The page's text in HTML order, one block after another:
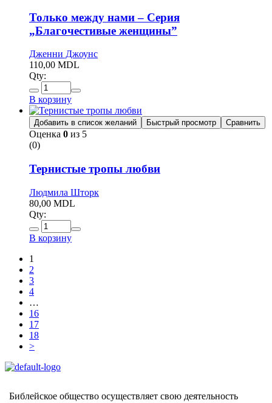
Только между нами – Серия
„Благочестивые женщины”
Дженни Джоунс
110,00 MDL
Qty:
В корзину
Добавить в список желаний Быстрый просмотр Сравнить
Оценка 0 из 5
(0)
Тернистые тропы любви
Людмила Шторк
80,00 MDL
Qty:
В корзину
1
2
3
4
…
16
17
18
>
Библейское общество осуществляет свою деятельность